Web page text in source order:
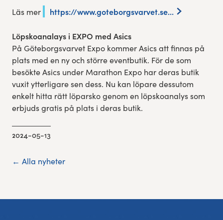
Läs mer https://www.goteborgsvarvet.se...
Löpskoanalays i EXPO med Asics
På Göteborgsvarvet Expo kommer Asics att finnas på
plats med en ny och större eventbutik. För de som
besökte Asics under Marathon Expo har deras butik
vuxit ytterligare sen dess. Nu kan löpare dessutom
enkelt hitta rätt löparsko genom en löpskoanalys som
erbjuds gratis på plats i deras butik.
2024-05-13
← Alla nyheter